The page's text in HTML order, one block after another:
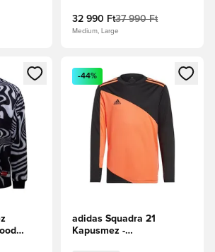
32 990 Ft37 990 Ft
Medium, Large
a bejelentkezéshez vagy a tagként
Megnyit egy modált a
-44%
adidas Squadra 21
Kapusmez -